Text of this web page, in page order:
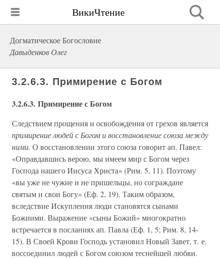
ВикиЧтение
Догматическое Богословие
Давыденков Олег
3.2.6.3. Примирение с Богом
3.2.6.3. Примирение с Богом
Следствием прощения и освобождения от грехов является
примирение людей с Богом и восстановление союза между
ними. О восстановлении этого союза говорит ап. Павел:
«Оправдавшись верою, мы имеем мир с Богом через
Господа нашего Иисуса Христа» (Рим. 5, 11). Поэтому
«вы уже не чужие и не пришельцы, но сограждане
святым и свои Богу» (Еф. 2, 19). Таким образом,
вследствие Искупления люди становятся сынами
Божиими. Выражение «сыны Божий» многократно
встречается в посланиях ап. Павла (Еф. 1, 5; Рим. 8, 14-
15). В Своей Крови Господь установил Новый Завет, т. е.
воссоединил людей с Богом союзом теснейшей любви.